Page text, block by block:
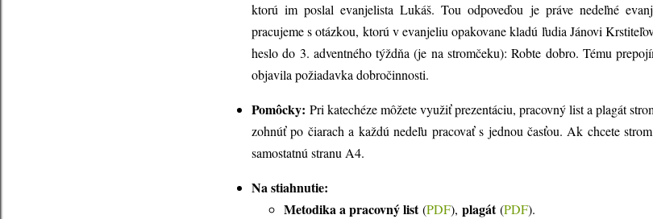
ktorú im poslal evanjelista Lukáš. Tou odpoveďou je práve nedeľné
pracujeme s otázkou, ktorú v evanjeliu opakovane kladú ľudia Jánovi
heslo do 3. adventného týždňa (je na stromčeku): Robte dobro. Tému
objavila požiadavka dobročinnosti.
Pomôcky: Pri katechéze môžete využiť prezentáciu, pracovný list a plagát
zohnúť po čiarach a každú nedeľu pracovať s jednou časťou. Ak chcete
samostatnú stranu A4.
Na stiahnutie:
Metodika a pracovný list(PDF), plagát(PDF).